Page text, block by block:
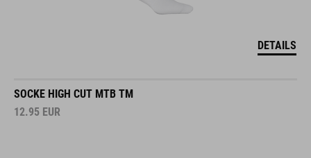
DETAILS
SOCKE HIGH CUT MTB TM
12.95 EUR